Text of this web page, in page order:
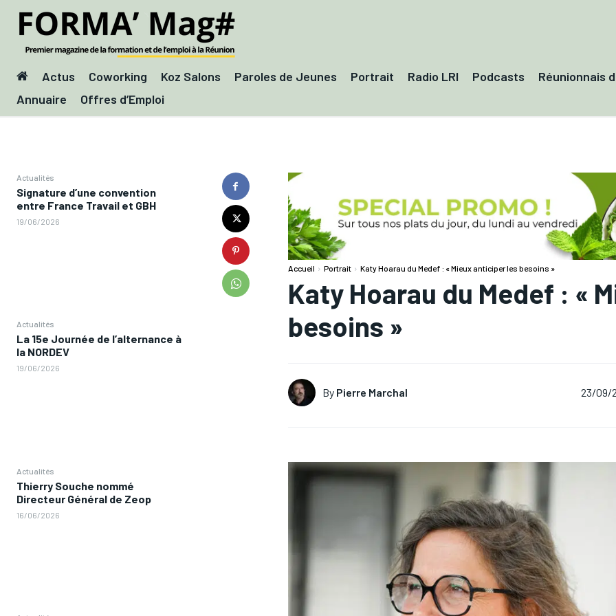
Actus Coworking Koz Salons Paroles de Jeunes Portrait Radio LRI Podcasts
Réunionnais
Annuaire
Offres d’Emploi
Actualités
Signature d’une convention
entre France Travail et GBH
19/06/2026
Actualités
La 15e Journée de l’alternance à
la NORDEV
19/06/2026
Actualités
Thierry Souche nommé
Directeur Général de Zeop
16/06/2026
Accueil Portrait Katy Hoarau du Medef : « Mieux anticiper les besoins »
Katy Hoarau du Medef : «
besoins »
By Pierre Marchal 23/09/